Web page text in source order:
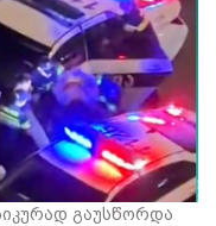
გაუსწორდა